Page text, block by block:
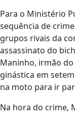
Para o Ministério
sequência de
grupos rivais da
assassinato do
Maninho, irmão
ginástica em
na moto para ir
Na hora do crime,